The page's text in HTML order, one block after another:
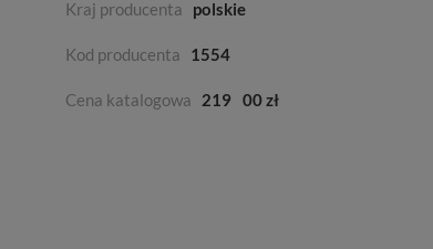
Kraj producenta polskie
Kod producenta 1554
Cena katalogowa 219 00 zł